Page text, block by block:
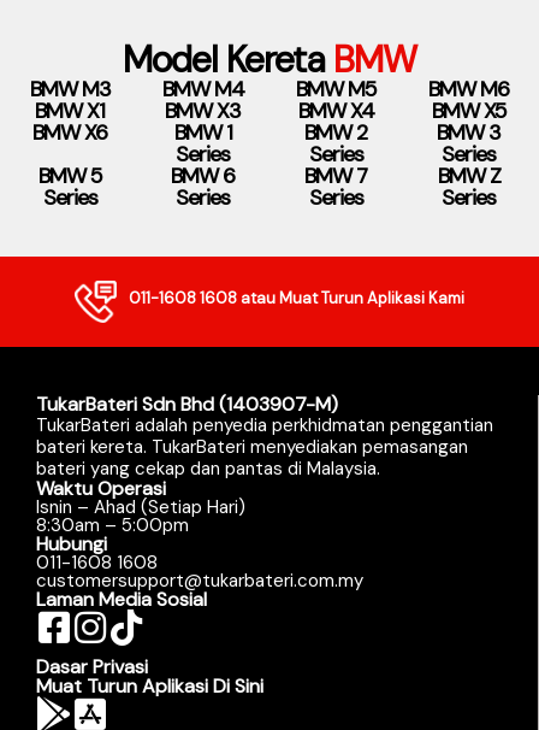
Model Kereta BMW
BMW M3 BMW M4 BMW M5 BMW M6
BMW X1 BMW X3 BMW X4 BMW X5
BMW X6 BMW 1
Series
BMW 2
Series
BMW 3
Series
BMW 5
Series
BMW 6
Series
BMW 7
Series
BMW Z
Series
011-1608 1608atau Muat Turun Aplikasi Kami
TukarBateri Sdn Bhd (1403907-M)
TukarBateri adalah penyedia perkhidmatan penggantian
bateri kereta. TukarBateri menyediakan pemasangan
bateri yang cekap dan pantas di Malaysia.
Waktu Operasi
Isnin – Ahad (Setiap Hari)
8:30am – 5:00pm
Hubungi
011-1608 1608
customersupport@tukarbateri.com.my
Laman Media Sosial
Dasar Privasi
Muat Turun Aplikasi Di Sini